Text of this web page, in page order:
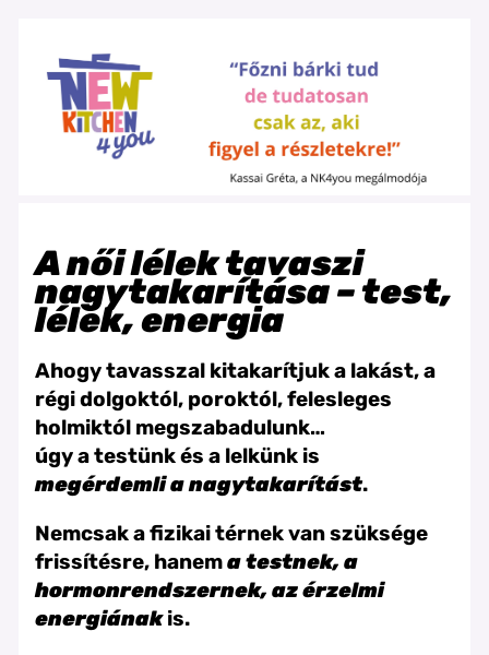
A női lélek tavaszi
nagytakarítása – test,
lélek, energia
Ahogy tavasszal kitakarítjuk a lakást, a
régi dolgoktól, poroktól, felesleges
holmiktól megszabadulunk…
úgy a testünk és a lelkünk is
megérdemli a nagytakarítást.
Nemcsak a fizikai térnek van szüksége
frissítésre, hanema testnek, a
hormonrendszernek, az érzelmi
energiánakis.